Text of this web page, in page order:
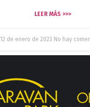
LEER MÁS >>>
12 de enero de 2023 No hay